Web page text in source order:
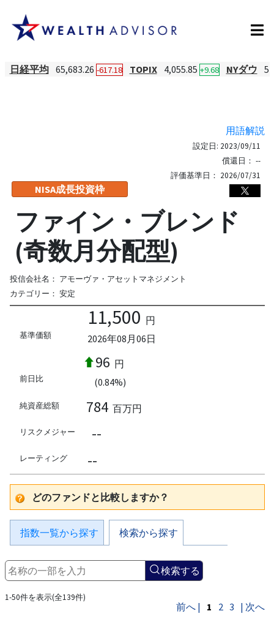
日経平均 65,683.26 -617.18 TOPIX 4,055.85 +9.68 NYダウ
用語解説
NISA成長投資枠
設定日: 2023/09/11
償還日： --
評価基準日： 2026/07/31
ファイン・ブレンド
(奇数月分配型)
投信会社名： アモーヴァ・アセットマネジメント
カテゴリー： 安定
基準価額
11,500 円
2026年08月06日
前日比
96 円
(0.84%)
純資産総額 784 百万円
リスクメジャー --
レーティング --
どのファンドと比較しますか？
指数一覧から探す 検索から探す
検索する
1-50件を表示(全139件)
前へ | 1 2 3 | 次へ